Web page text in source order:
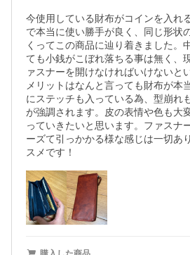
今使用している財布がコインを入れ
で本当に使い勝手が良く、同じ形状
くってこの商品に辿り着きました。
ても小銭がこぼれ落ちる事は無く、
ァスナーを開けなければいけないと
メリットはなんと言っても財布が本
にステッチも入っている為、型崩れ
が強調されます。皮の表情や色も大
っていきたいと思います。ファスナ
ーズて引っかかる様な感じは一切あ
スメです！